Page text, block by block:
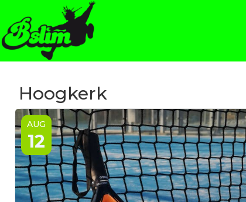
Hoogkerk
AUG
12